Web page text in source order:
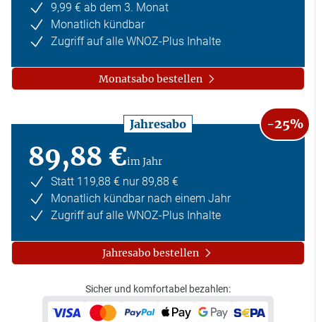
9,99 € ab dem 3. Monat
Monatlich kündbar
Zugriff auf alle WNOZ-Plus Inhalte
Monatsabo bestellen
Jahresabo -25%
89,88 €im Jahr
Statt 119,88 € nur 89,88 €
Monatlich kündbar nach einem Jahr
Zugriff auf alle WNOZ-Plus Inhalte
Jahresabo bestellen
Sicher und komfortabel bezahlen: